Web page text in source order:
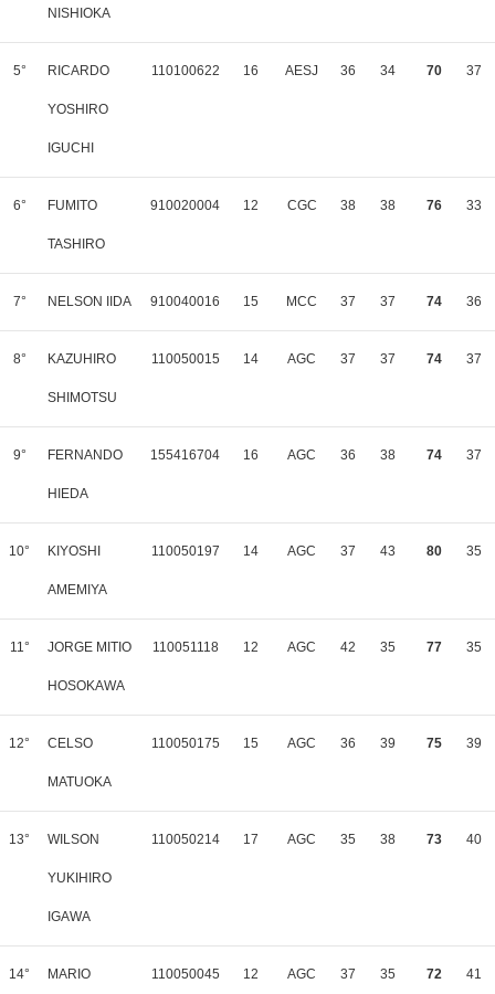
NISHIOKA
5° RICARDO
YOSHIRO
IGUCHI
110100622 16 AESJ 36 34 70 37
6° FUMITO
TASHIRO
910020004 12 CGC 38 38 76 33
7° NELSON IIDA 910040016 15 MCC 37 37 74 36
8° KAZUHIRO
SHIMOTSU
110050015 14 AGC 37 37 74 37
9° FERNANDO
HIEDA
155416704 16 AGC 36 38 74 37
10° KIYOSHI
AMEMIYA
110050197 14 AGC 37 43 80 35
11° JORGE MITIO
HOSOKAWA
110051118 12 AGC 42 35 77 35
12° CELSO
MATUOKA
110050175 15 AGC 36 39 75 39
13° WILSON
YUKIHIRO
IGAWA
110050214 17 AGC 35 38 73 40
14° MARIO 110050045 12 AGC 37 35 72 41